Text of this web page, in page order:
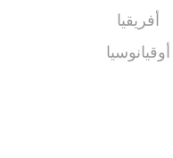
أفريقيا
أوقيانوسيا